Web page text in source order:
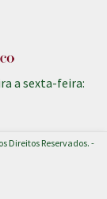
a sexta-feira:
Direitos Reservados. -